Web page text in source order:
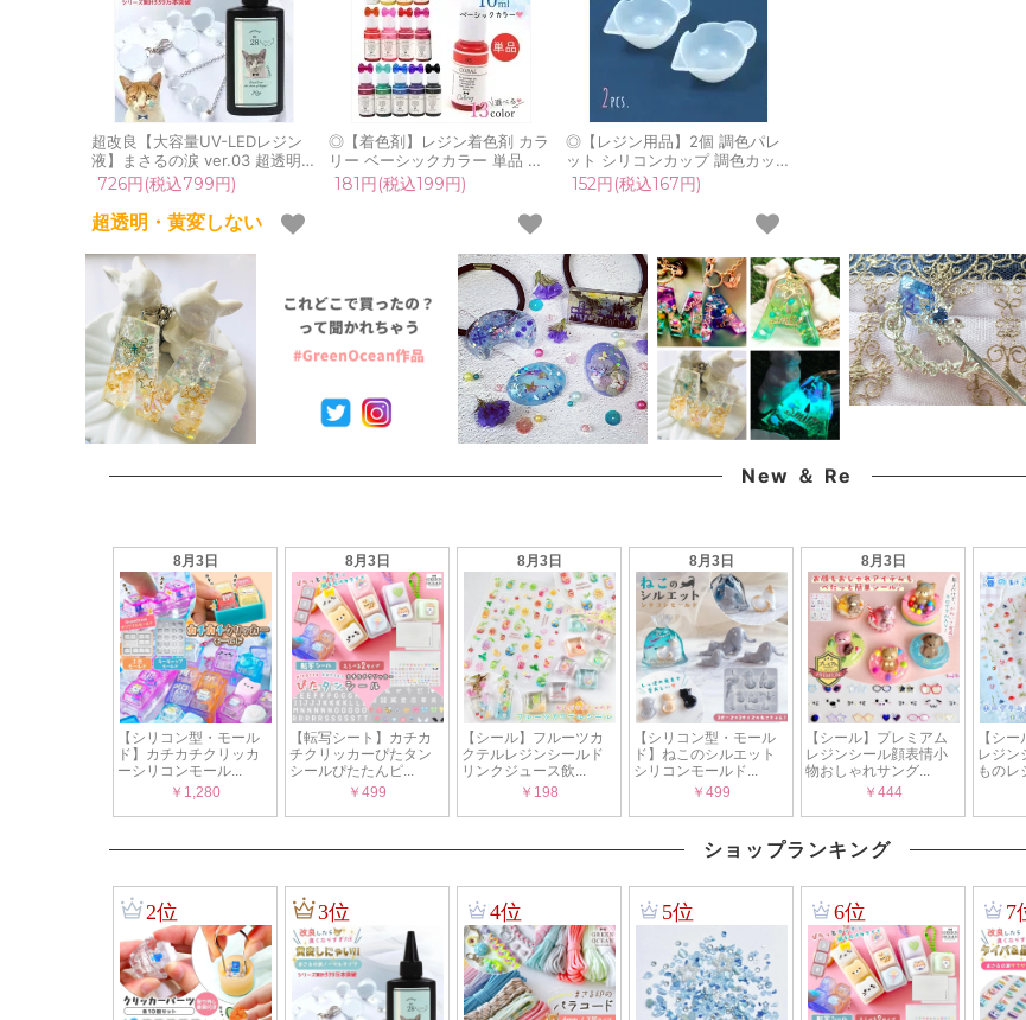
超改良【大容量UV-LEDレジン
液】まさるの涙 ver.03 超透明
70g 初心者 作家 コーティング
ハード 黄変しない 高品質 クリ
ア 猫 UVレジン液 安い おすす
め GreenOcean
726円(税込799円)
超透明・黄変しない
◎【着色剤】レジン着色剤 カラ
リー ベーシックカラー 単品 レ
ジン着色料 定番 基本色 推し活
UVレジン液 高発色 クラフト
GreenOceanオリジナル♪《選
181円(税込199円)
◎【レジン用品】2個 調色パレ
ット シリコンカップ 調色カップ
混ぜる棒が置ける 溝付 レジン着
色 混色 調合 混合 着色剤 絵の具
容器 ツール 道具 便利アイテム
152円(税込167円)
New ＆ Re
ショップランキング